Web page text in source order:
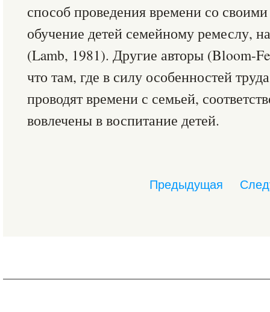
способ проведения времени со
обучение детей семейному ремеслу,
(Lamb, 1981). Другие авторы (Bloom-
что там, где в силу особенностей
проводят времени с семьей,
вовлечены в воспитание детей.
Предыдущая